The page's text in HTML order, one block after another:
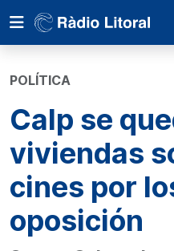
POLÍTICA
Calp se
viviendas
cines por
oposición